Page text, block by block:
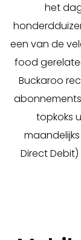
het
een van de
food
Buckaroo
topkoks
Direct